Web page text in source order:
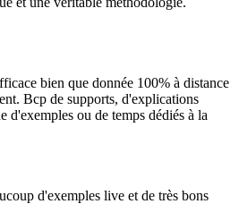
bien que donnée 100% à distance
Bcp de supports, d'explications
d'exemples ou de temps dédiés à la
d'exemples live et de très bons